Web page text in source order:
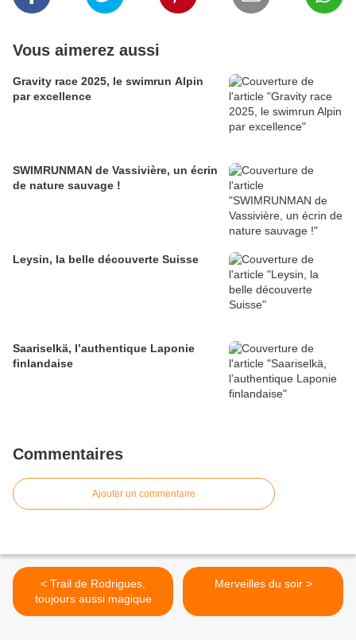
Vous aimerez aussi
Gravity race 2025, le swimrun Alpin
par excellence
SWIMRUNMAN de Vassivière, un écrin
de nature sauvage !
Leysin, la belle découverte Suisse
Saariselkä, l’authentique Laponie
finlandaise
Commentaires
Ajouter un commentaire
< Trail de Rodrigues,
toujours aussi magique
Merveilles du soir >